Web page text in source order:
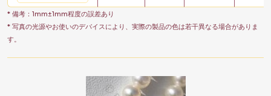
* 備考：1mm±1mm程度の誤差あり
* 写真の光源やお使いのデバイスにより、実際の製品の色は若干異なる場合がありま
す。